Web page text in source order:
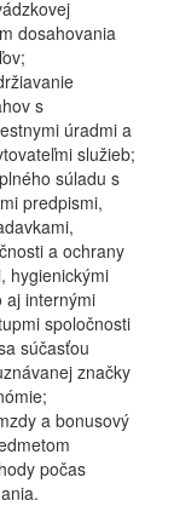
dosahovania
s
úradmi a
služieb;
súladu s
predpismi,
a ochrany
hygienickými
aj internými
spoločnosti
súčasťou
značky
a bonusový
počas